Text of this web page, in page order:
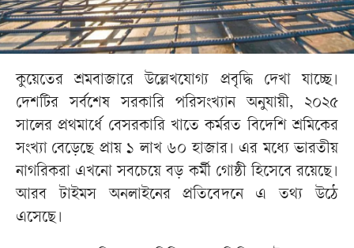
কুয়েতের শ্রমবাজারে উল্লেখযোগ্য প্রবৃদ্ধি দেখা যাচ্ছে।
দেশটির সর্বশেষ সরকারি পরিসংখ্যান অনুযায়ী, ২০২৫
সালের প্রথমার্ধে বেসরকারি খাতে কর্মরত বিদেশি শ্রমিকের
সংখ্যা বেড়েছে প্রায় ১ লাখ ৬০ হাজার। এর মধ্যে ভারতীয়
নাগরিকরা এখনো সবচেয়ে বড় কর্মী গোষ্ঠী হিসেবে রয়েছে।
আরব টাইমস অনলাইনের প্রতিবেদনে এ তথ্য উঠে
এসেছে।